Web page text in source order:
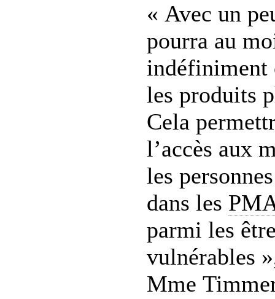
« Avec un
pourra au
indéfiniment
les produits
Cela
l’accès aux
les
dans les
parmi les
vulnérables
Mme